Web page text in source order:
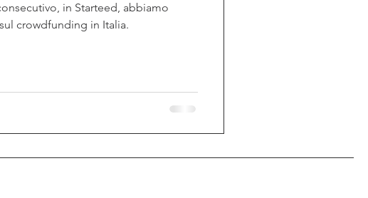
in Starteed, abbiamo
crowdfunding in Italia.